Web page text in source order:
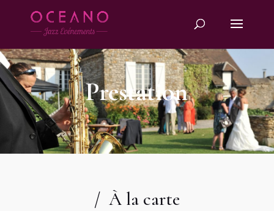
Prestation
/ À la carte